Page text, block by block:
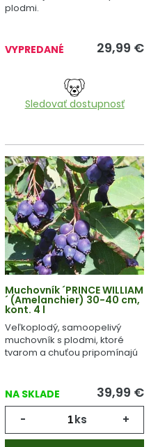
plodmi.
VYPREDANÉ 29,99 €
Sledovať dostupnosť
Muchovník ´PRINCE WILLIAM
´ (Amelanchier) 30-40 cm,
kont. 4 l
Veľkoplodý, samoopelivý
muchovník s plodmi, ktoré
tvarom a chuťou pripomínajú
NA SKLADE 39,99 €
- ks +